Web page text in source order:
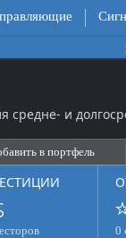
и
в портфель
0